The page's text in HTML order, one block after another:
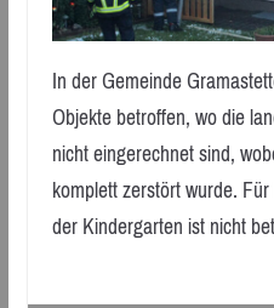
In der Gemeinde
Objekte betroffen, wo die
nicht eingerechnet sind,
komplett zerstört wurde.
der Kindergarten ist nicht